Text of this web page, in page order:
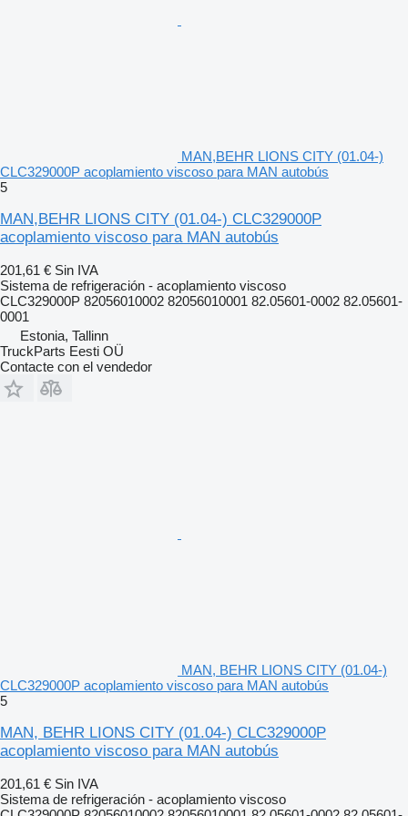
MAN,BEHR LIONS CITY (01.04-)
CLC329000P acoplamiento viscoso para MAN autobús
5
MAN,BEHR LIONS CITY (01.04-) CLC329000P
acoplamiento viscoso para MAN autobús
201,61 € Sin IVA
Sistema de refrigeración - acoplamiento viscoso
CLC329000P 82056010002 82056010001 82.05601-0002 82.05601-
0001
Estonia, Tallinn
TruckParts Eesti OÜ
Contacte con el vendedor
MAN, BEHR LIONS CITY (01.04-)
CLC329000P acoplamiento viscoso para MAN autobús
5
MAN, BEHR LIONS CITY (01.04-) CLC329000P
acoplamiento viscoso para MAN autobús
201,61 € Sin IVA
Sistema de refrigeración - acoplamiento viscoso